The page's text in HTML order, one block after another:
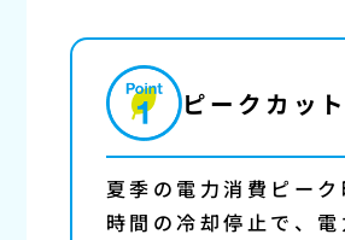
ピークカッ
夏季の電力消費ピー
時間の冷却停止で、